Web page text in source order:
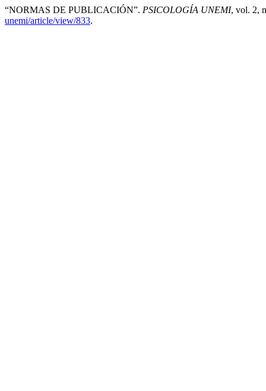
“NORMAS DE PUBLICACIÓN”. PSICOLOGÍA UNEMI, vol. 2,
unemi/article/view/833.